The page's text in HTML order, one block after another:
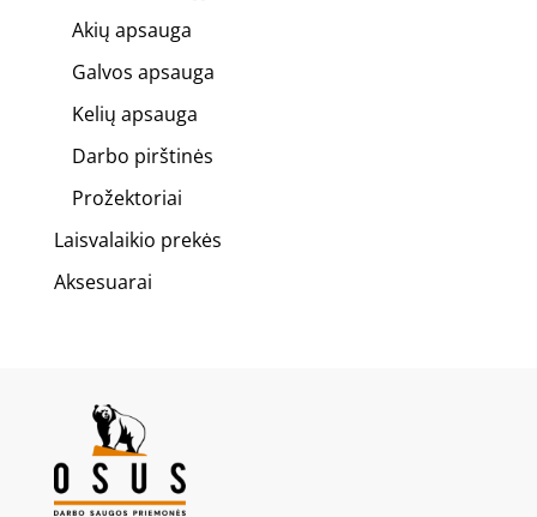
Akių apsauga
Galvos apsauga
Kelių apsauga
Darbo pirštinės
Prožektoriai
Laisvalaikio prekės
Aksesuarai